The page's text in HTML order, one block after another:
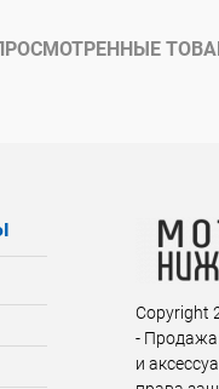
Copyright
- Продажа
и